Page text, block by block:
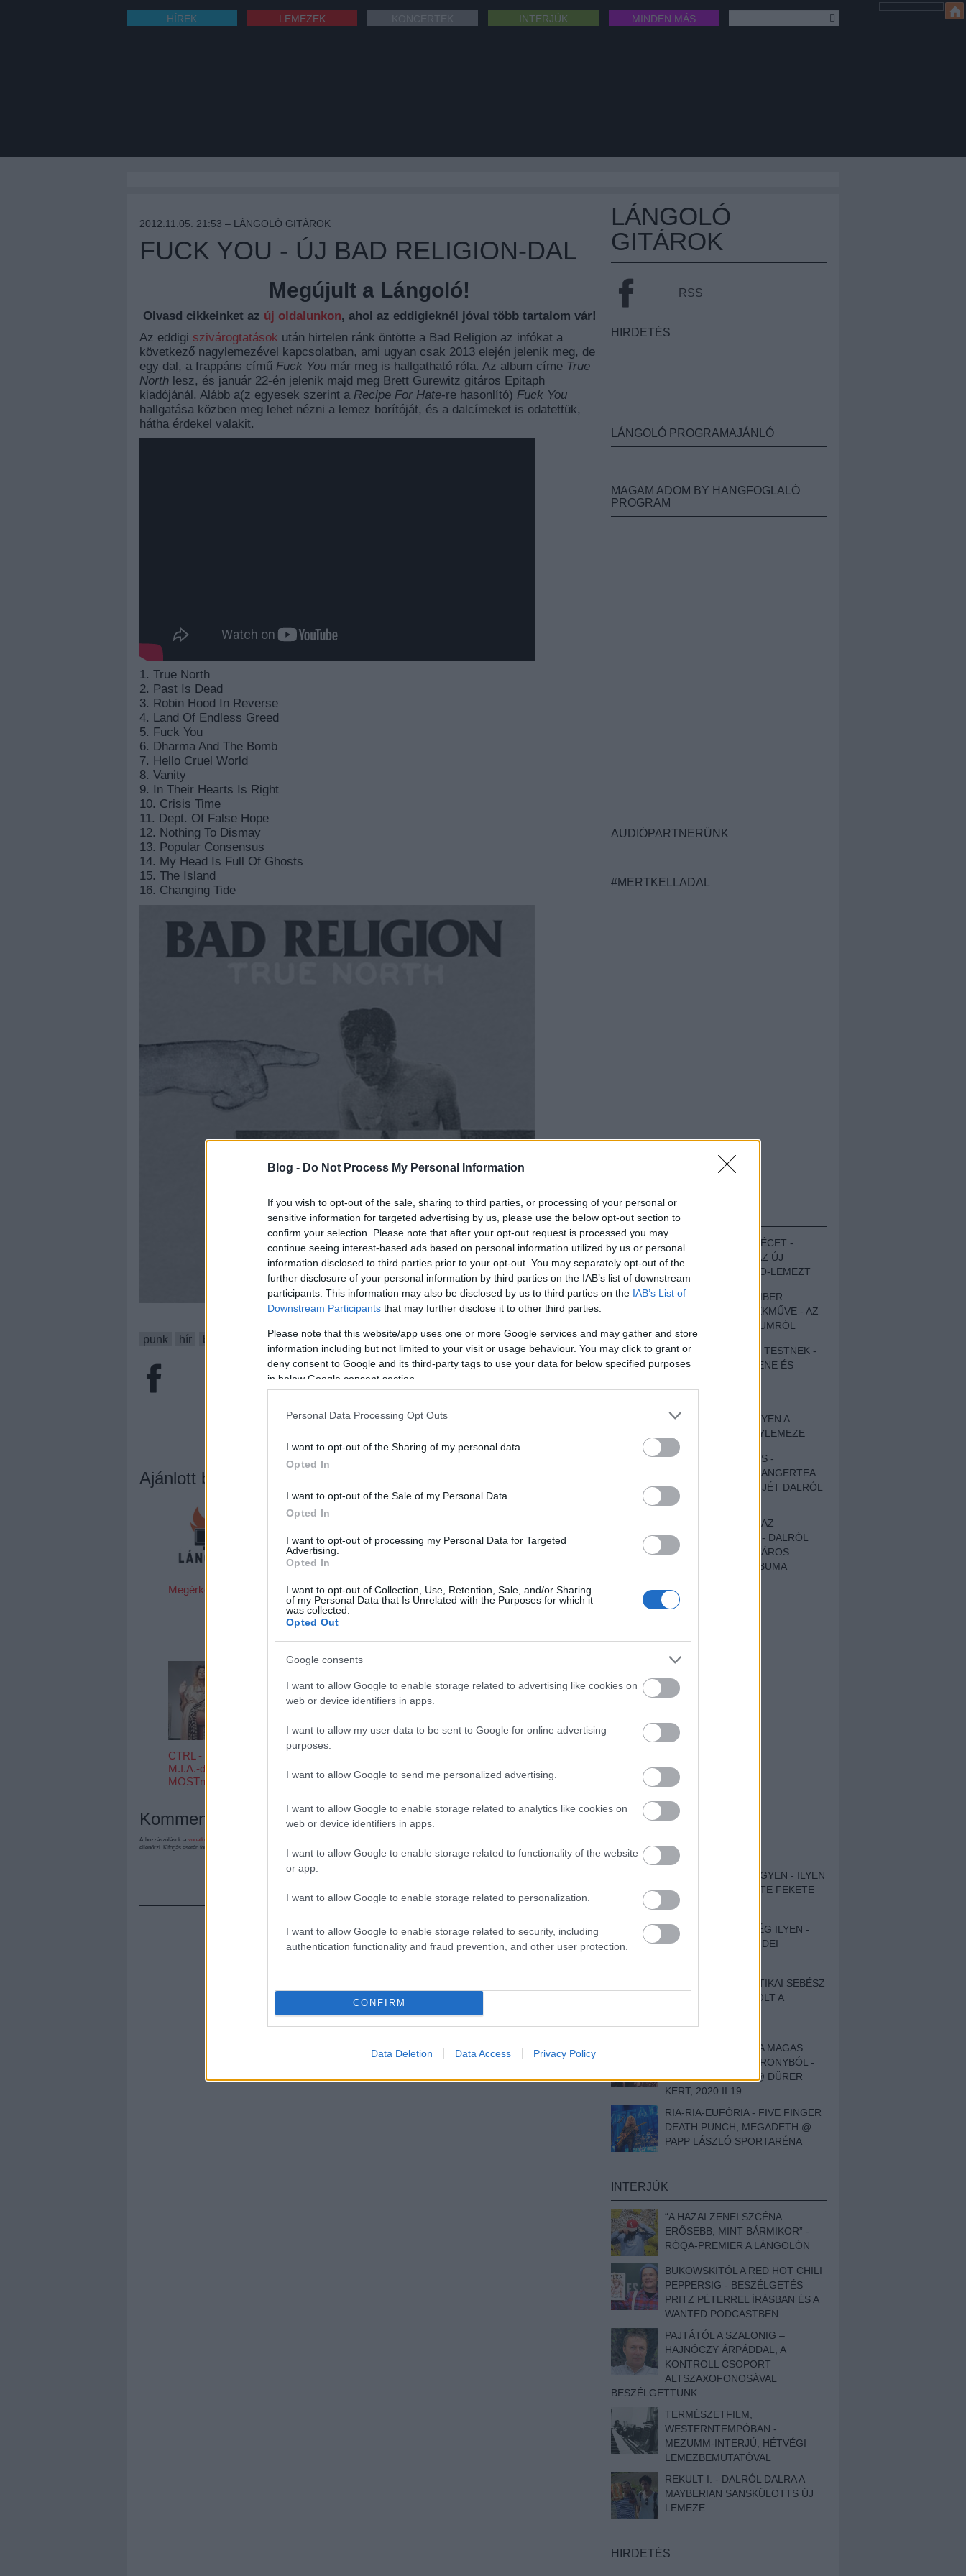
Blog - Do Not Process My Personal Information
If you wish to opt-out of the sale, sharing to third parties, or processing of your personal or
sensitive information for targeted advertising by us, please use the below opt-out section to
confirm your selection. Please note that after your opt-out request is processed you may
continue seeing interest-based ads based on personal information utilized by us or personal
information disclosed to third parties prior to your opt-out. You may separately opt-out of the
further disclosure of your personal information by third parties on the IAB’s list of downstream
participants. This information may also be disclosed by us to third parties on the IAB’s List of
Downstream Participants that may further disclose it to other third parties.
Please note that this website/app uses one or more Google services and may gather and store
information including but not limited to your visit or usage behaviour. You may click to grant or
deny consent to Google and its third-party tags to use your data for below specified purposes
in below Google consent section.
Personal Data Processing Opt Outs
I want to opt-out of the Sharing of my personal data.
Opted In
I want to opt-out of the Sale of my Personal Data.
Opted In
I want to opt-out of processing my Personal Data for Targeted
Advertising.
Opted In
I want to opt-out of Collection, Use, Retention, Sale, and/or Sharing
of my Personal Data that Is Unrelated with the Purposes for which it
was collected.
Opted Out
Google consents
I want to allow Google to enable storage related to advertising like cookies on
web or device identifiers in apps.
I want to allow my user data to be sent to Google for online advertising
purposes.
I want to allow Google to send me personalized advertising.
I want to allow Google to enable storage related to analytics like cookies on
web or device identifiers in apps.
I want to allow Google to enable storage related to functionality of the website
or app.
I want to allow Google to enable storage related to personalization.
I want to allow Google to enable storage related to security, including
authentication functionality and fraud prevention, and other user protection.
CONFIRM
Data Deletion Data Access Privacy Policy
HÍREK LEMEZEK INTERJÚK MINDEN MÁS
2012.11.05. 21:53 – LÁNGOLÓ GITÁROK
FUCK YOU - ÚJ BAD RELIGION-DAL
Megújult a Lángoló!
Olvasd cikkeinket az új oldalunkon, ahol az eddigieknél jóval több tartalom vár!
Az eddigi szivárogtatások után hirtelen ránk öntötte a Bad Religion az infókat a
következő nagylemezével kapcsolatban, ami ugyan csak 2013 elején jelenik meg, de
egy dal, a frappáns című Fuck You már meg is hallgatható róla. Az album címe True
North lesz, és január 22-én jelenik majd meg Brett Gurewitz gitáros Epitaph
kiadójánál. Alább a(z egyesek szerint a Recipe For Hate-re hasonlító) Fuck You
hallgatása közben meg lehet nézni a lemez borítóját, és a dalcímeket is odatettük,
hátha érdekel valakit.
1. True North
2. Past Is Dead
3. Robin Hood In Reverse
4. Land Of Endless Greed
5. Fuck You
6. Dharma And The Bomb
7. Hello Cruel World
8. Vanity
9. In Their Hearts Is Right
10. Crisis Time
11. Dept. Of False Hope
12. Nothing To Dismay
13. Popular Consensus
14. My Head Is Full Of Ghosts
15. The Island
16. Changing Tide
punk hír
Ajánlott bejegyzések:
Megérkezett!
Megvan az
August Burns
Red- és Bury
Tomorrow-
koncertek új
dátuma
Jön az új Bruce
Springsteen-
Már csak egy
napot kell várni
lemezre, itt van
CTRL - Új
M.I.A.-dal a
MOSTnak
Kommentek:
A hozzászólások a vonatkozó jogszabályok
ellenőrzi. Kifogás esetén forduljon a blog szerkesztőjéhez. Részletek a
LÁNGOLÓ
GITÁROK
RSS
HIRDETÉS
LÁNGOLÓ PROGRAMAJÁNLÓ
MAGAM ADOM BY HANGFOGLALÓ
PROGRAM
AUDIÓPARTNERÜNK
#MERTKELLADAL
EZT HALLGASD!
MEGUGROTTÁK A LÉCET -
MEGHALLGATTUK AZ ÚJ
PROTEST THE HERO-LEMEZT
EGY DÜHÖS VÉNEMBER
UNIVERZÁLIS REMEKMŰVE - AZ
ÚJ BOB DYLAN-ALBUMRÓL
ZENE LÉLEKNEK ÉS TESTNEK -
AUTENTIKUS NÉPZENE ÉS
SZOMORKODÁS - ILYEN A
KATATONIA ÚJ NAGYLEMEZE
CROCODILE NERVES -
HALLGASD MEG AZ ANGERTEA
MA MEGJELENT EP-JÉT DALRÓL
DALRA!
A FELELŐSSÉGTŐL AZ
ELLOPOTT FÖLDIG - DALRÓL
DALRA A KÉPZELT VÁROS
SAMIZDAT CÍMŰ ALBUMA
HIRDETÉS
BESZÁMOLÓK
ZENÉS TÁBOR A HEGYEN - ILYEN
VOLT A VÍRUS SZÜLTE FEKETE
ZAJ FESZTIVÁL
SOHA NEM VOLT MÉG ILYEN -
BESZÁMOLÓNK AZ IDEI
EGY HALLÁSPLASZTIKAI SEBÉSZ
NAPLÓJA - ILYEN VOLT A
DOKUMENTUMFILM
MÉLY FÉRFIBÁNAT A MAGAS
ELEFÁNTCSONTTORONYBÓL -
LEPROUS, KLONE @ DÜRER
KERT, 2020.II.19.
RIA-RIA-EUFÓRIA - FIVE FINGER
DEATH PUNCH, MEGADETH @
PAPP LÁSZLÓ SPORTARÉNA
INTERJÚK
“A HAZAI ZENEI SZCÉNA
ERŐSEBB, MINT BÁRMIKOR” -
RÓQA-PREMIER A LÁNGOLÓN
BUKOWSKITÓL A RED HOT CHILI
PEPPERSIG - BESZÉLGETÉS
PRITZ PÉTERREL ÍRÁSBAN ÉS A
WANTED PODCASTBEN
PAJTÁTÓL A SZALONIG –
HAJNÓCZY ÁRPÁDDAL, A
KONTROLL CSOPORT
ALTSZAXOFONOSÁVAL
BESZÉLGETTÜNK
TERMÉSZETFILM,
WESTERNTEMPÓBAN -
MEZUMM-INTERJÚ, HÉTVÉGI
LEMEZBEMUTATÓVAL
REKULT I. - DALRÓL DALRA A
MAYBERIAN SANSKÜLOTTS ÚJ
LEMEZE
HIRDETÉS